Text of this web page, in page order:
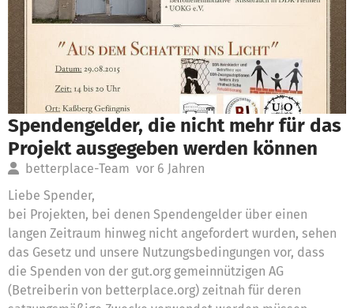
Spendengelder, die nicht mehr für das
Projekt ausgegeben werden können
betterplace-Team vor 6 Jahren
Liebe Spender,
bei Projekten, bei denen Spendengelder über einen
langen Zeitraum hinweg nicht angefordert wurden, sehen
das Gesetz und unsere Nutzungsbedingungen vor, dass
die Spenden von der gut.org gemeinnützigen AG
(Betreiberin von betterplace.org) zeitnah für deren